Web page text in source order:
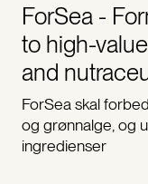
ForSea -
to high-
and
ForSea skal
og grønnalge, og
ingredienser